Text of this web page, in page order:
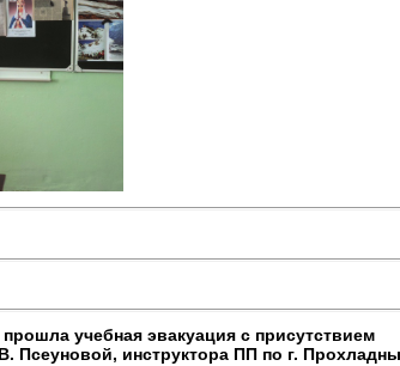
учебная эвакуация с присутствием
Псеуновой, инструктора ПП по г.